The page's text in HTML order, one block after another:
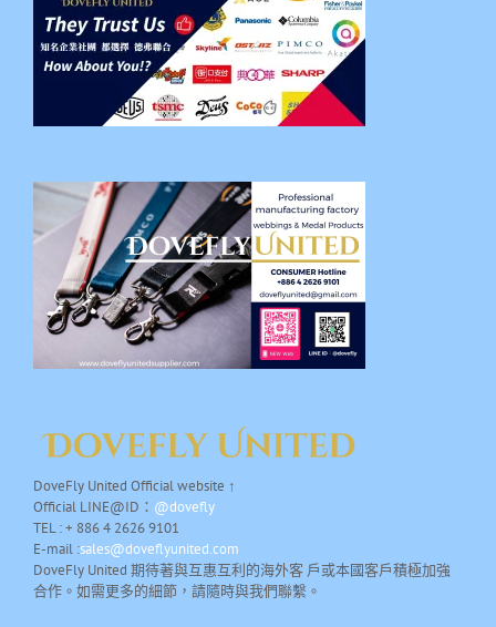
DoveFly United Official website ↑
Official LINE@ID： @dovefly
TEL : + 886 4 2626 9101
E-mail :sales@doveflyunited.com
DoveFly United 期待著與互惠互利的海外客 戶或本國客戶積極加強
合作。如需更多的細節，請隨時與我們聯繫。